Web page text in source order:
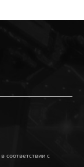
в соответствии с